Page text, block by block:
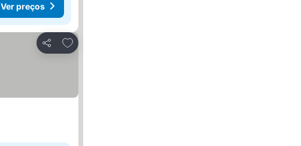
Ver preços
Partilhar
Adicionar aos favoritos